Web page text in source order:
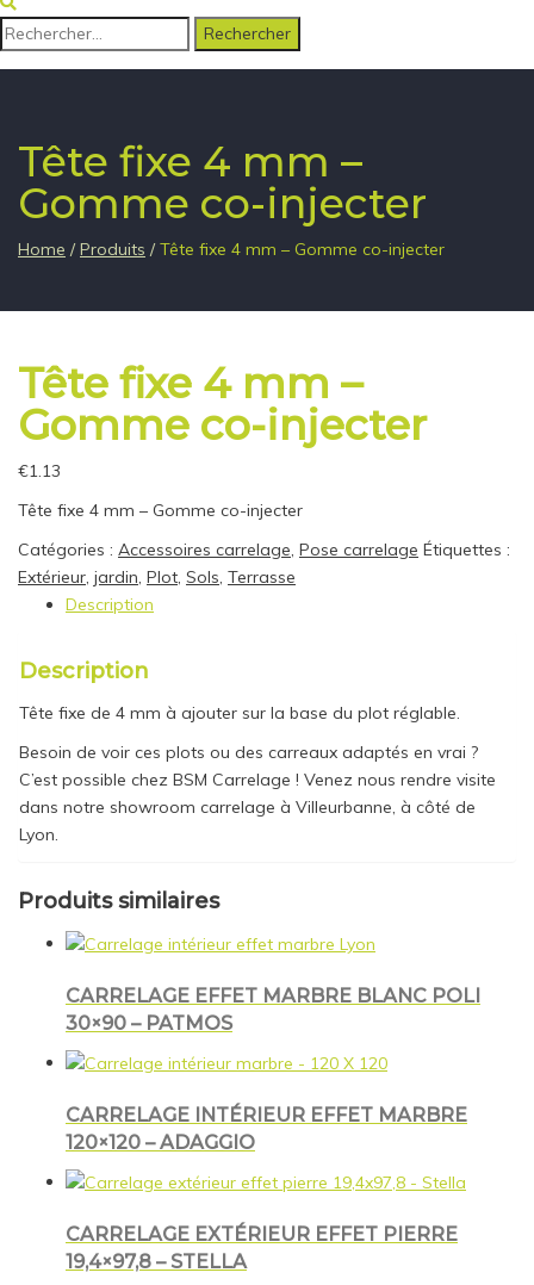
Rechercher :
Tête fixe 4 mm –
Gomme co-injecter
Home / Produits / Tête fixe 4 mm – Gomme co-injecter
Tête fixe 4 mm –
Gomme co-injecter
€1.13
Tête fixe 4 mm – Gomme co-injecter
Catégories : Accessoires carrelage, Pose carrelage Étiquettes :
Extérieur, jardin, Plot, Sols, Terrasse
Description
Description
Tête fixe de 4 mm à ajouter sur la base du plot réglable.
Besoin de voir ces plots ou des carreaux adaptés en vrai ?
C’est possible chez BSM Carrelage ! Venez nous rendre visite
dans notre showroom carrelage à Villeurbanne, à côté de
Lyon.
Produits similaires
CARRELAGE EFFET MARBRE BLANC POLI
30×90 – PATMOS
CARRELAGE INTÉRIEUR EFFET MARBRE
120×120 – ADAGGIO
CARRELAGE EXTÉRIEUR EFFET PIERRE
19,4×97,8 – STELLA